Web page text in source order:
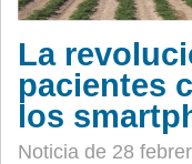
La
pacientes
los
Noticia de 28